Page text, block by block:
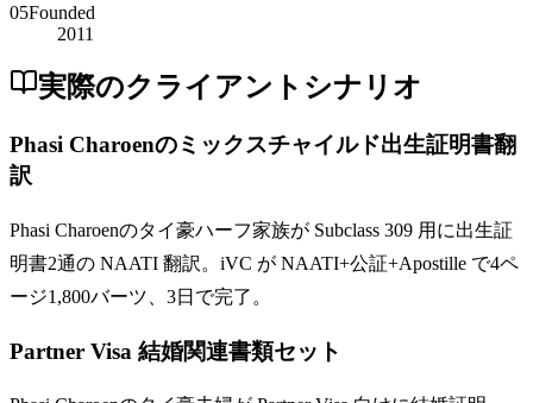
05Founded
2011
実際のクライアントシナリオ
Phasi Charoenのミックスチャイルド出生証明書翻
訳
Phasi Charoenのタイ豪ハーフ家族が Subclass 309 用に出生証
明書2通の NAATI 翻訳。iVC が NAATI+公証+Apostille で4ペ
ージ1,800バーツ、3日で完了。
Partner Visa 結婚関連書類セット